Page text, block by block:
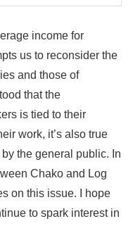
income for
us to reconsider the
and those of
that the
is tied to their
work, it’s also true
the general public. In
Chako and Log
on this issue. I hope
to spark interest in